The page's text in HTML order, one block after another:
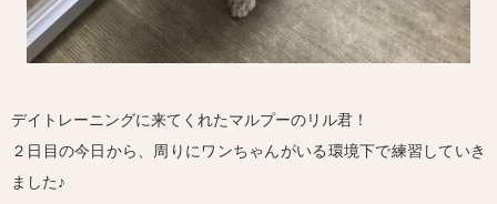
デイトレーニングに来てくれたマルプーのリル君！
２日目の今日から、周りにワンちゃんがいる環境下で練習していき
ました♪